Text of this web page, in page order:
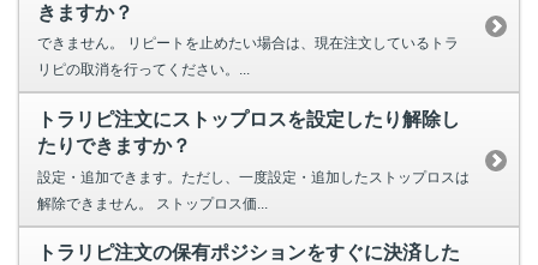
きますか？
できません。 リピートを止めたい場合は、現在注文しているトラ
リピの取消を行ってください。...
トラリピ注文にストップロスを設定したり解除し
たりできますか？
設定・追加できます。ただし、一度設定・追加したストップロスは
解除できません。 ストップロス価...
トラリピ注文の保有ポジションをすぐに決済した